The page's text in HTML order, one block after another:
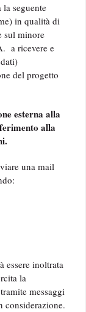
seguente
in qualità di
sul minore
a ricevere e
del progetto
esterna alla
alla
una mail
essere inoltrata
la
messaggi
considerazione.